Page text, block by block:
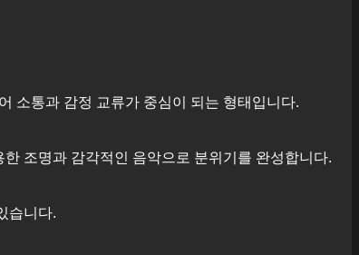
소통과 감정 교류가 중심이 되는 형태입니다.
조명과 감각적인 음악으로 분위기를 완성합니다.
습니다.